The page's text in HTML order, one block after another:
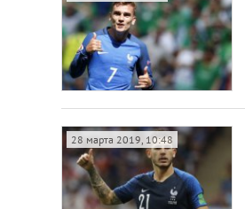
28 марта 2019, 10:48